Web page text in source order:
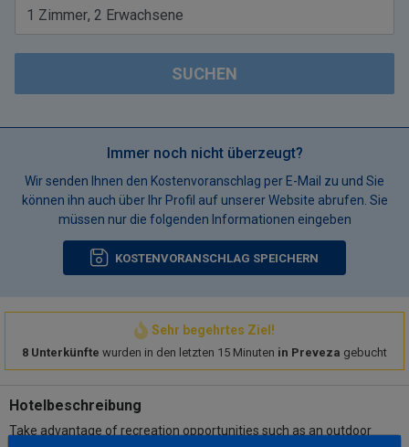
1 Zimmer, 2 Erwachsene
SUCHEN
Immer noch nicht überzeugt?
Wir senden Ihnen den Kostenvoranschlag per E-Mail zu und Sie
können ihn auch über Ihr Profil auf unserer Website abrufen. Sie
müssen nur die folgenden Informationen eingeben
KOSTENVORANSCHLAG SPEICHERN
Sehr begehrtes Ziel!
8 Unterkünfte wurden in den letzten 15 Minuten in Preveza gebucht
Hotelbeschreibung
Take advantage of recreation opportunities such as an outdoor